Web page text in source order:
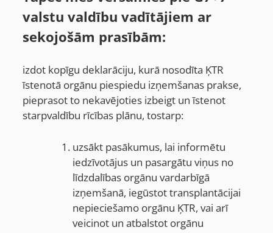
valstu valdību vadītājiem ar
sekojošām prasībām:
izdot kopīgu deklarāciju, kurā nosodīta ĶTR
īstenotā orgānu piespiedu izņemšanas prakse,
pieprasot to nekavējoties izbeigt un īstenot
starpvaldību rīcības plānu, tostarp:
uzsākt pasākumus, lai informētu
iedzīvotājus un pasargātu viņus no
līdzdalības orgānu vardarbīgā
izņemšanā, iegūstot transplantācijai
nepieciešamo orgānu ĶTR, vai arī
veicinot un atbalstot orgānu